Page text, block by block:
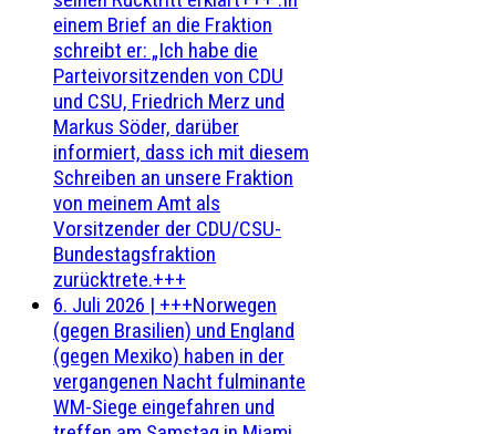
einem Brief an die Fraktion
schreibt er: „Ich habe die
Parteivorsitzenden von CDU
und CSU, Friedrich Merz und
Markus Söder, darüber
informiert, dass ich mit diesem
Schreiben an unsere Fraktion
von meinem Amt als
Vorsitzender der CDU/CSU-
Bundestagsfraktion
zurücktrete.+++
6. Juli 2026 | +++Norwegen
(gegen Brasilien) und England
(gegen Mexiko) haben in der
vergangenen Nacht fulminante
WM-Siege eingefahren und